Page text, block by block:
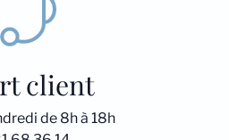
client
de 8h à 18h